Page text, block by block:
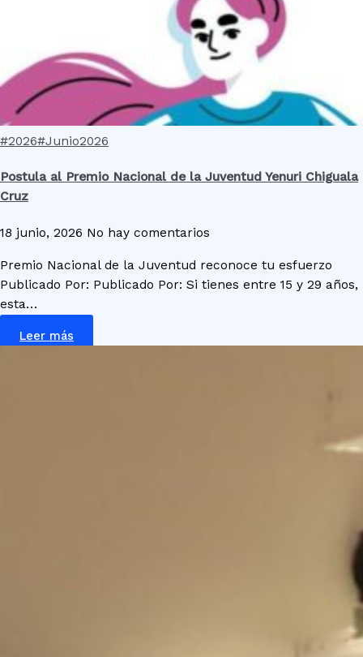
#2026#Junio2026
Postula al Premio Nacional de la Juventud Yenuri Chiguala
Cruz
18 junio, 2026 No hay comentarios
Premio Nacional de la Juventud reconoce tu esfuerzo
Publicado Por: Publicado Por: Si tienes entre 15 y 29 años,
esta…
Leer más